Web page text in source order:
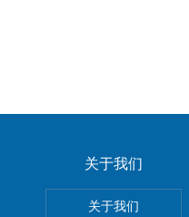
关于我们
关于我们